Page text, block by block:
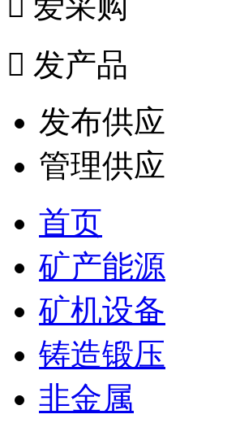
 发产品
发布供应
管理供应
首页
矿产能源
矿机设备
铸造锻压
非金属